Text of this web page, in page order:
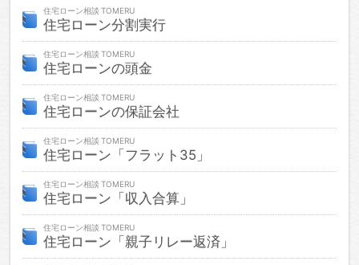
住宅ローン相談
住宅ローン分割実行
住宅ローン相談
住宅ローンの頭金
住宅ローン相談
住宅ローンの保証会社
住宅ローン相談
住宅ローン「フラット35」
住宅ローン相談
住宅ローン「収入合算」
住宅ローン相談
住宅ローン「親子リレー返済」